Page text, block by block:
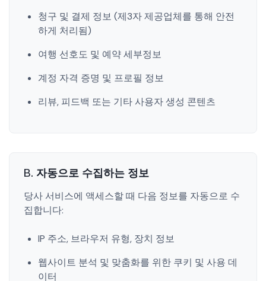
청구 및 결제 정보 (제3자 제공업체를 통해 안전
하게 처리됨)
여행 선호도 및 예약 세부정보
계정 자격 증명 및 프로필 정보
리뷰, 피드백 또는 기타 사용자 생성 콘텐츠
B. 자동으로 수집하는 정보
당사 서비스에 액세스할 때 다음 정보를 자동으로 수
집합니다:
IP 주소, 브라우저 유형, 장치 정보
웹사이트 분석 및 맞춤화를 위한 쿠키 및 사용 데
이터